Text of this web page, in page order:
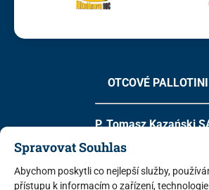
Spravovat Souhlas
Abychom poskytli co nejlepší služby,
přístupu k informacím o zařízení,
OTCOVÉ PALLOTINI
P. Tomasz Kazański
hlavní vedoucí pěší
info@pout.cz